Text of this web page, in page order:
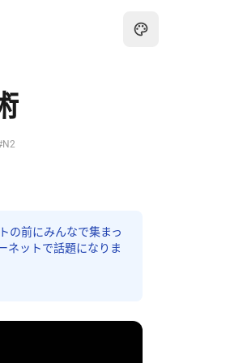
の前にみんなで集まっ
ネットで話題になりま